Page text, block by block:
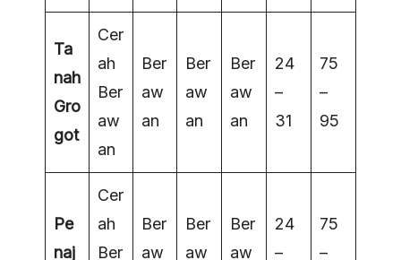
Ta
nah
Gro
got
Cer
ah
Ber
aw
an
Ber
aw
an
Ber
aw
an
Ber
aw
an
24
–
31
75
–
95
Pe
naj
Cer
ah
Ber
Ber
aw
Ber
aw
Ber
aw
24
–
75
–